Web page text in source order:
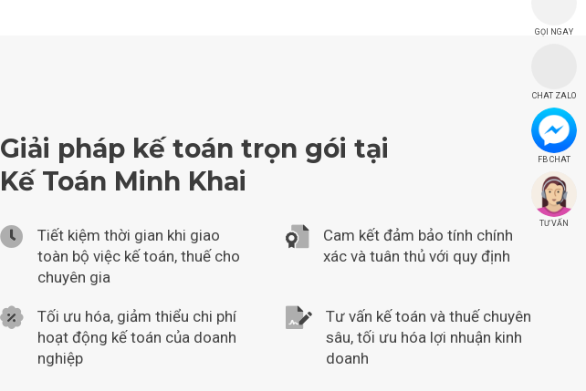
Giải pháp kế toán trọn gói tại
Kế Toán Minh Khai
Tiết kiệm thời gian khi giao
toàn bộ việc kế toán, thuế cho
chuyên gia
Cam kết đảm bảo tính chính
xác và tuân thủ với quy định
Tối ưu hóa, giảm thiểu chi phí
hoạt động kế toán của doanh
nghiệp
Tư vấn kế toán và thuế chuyên
sâu, tối ưu hóa lợi nhuận kinh
doanh
GỌI NGAY
CHAT ZALO
FB CHAT
TƯ VẤN